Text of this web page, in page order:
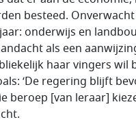
besteed.
onderwijs en
als een
haar vingers wil
‘De regering blijft
beroep [van leraar]